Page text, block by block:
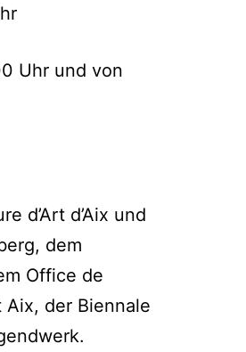
Uhr und von
d’Art d’Aix und
dem
Office de
der Biennale